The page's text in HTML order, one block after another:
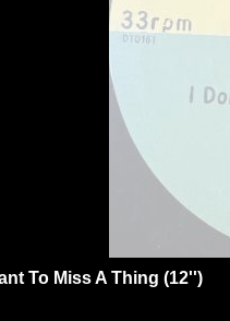
To Miss A Thing (12'')